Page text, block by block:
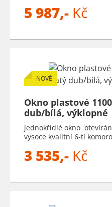
5 987,- Kč
NOVÉ
Okno plastové
dub/bílá, výklopné
jednokřídlé okno
vysoce kvalitní 6-ti
3 535,- Kč